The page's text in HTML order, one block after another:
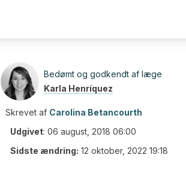
Bedømt og godkendt af læge
Karla Henríquez
Skrevet af Carolina Betancourth
Udgivet: 06 august, 2018 06:00
Sidste ændring: 12 oktober, 2022 19:18